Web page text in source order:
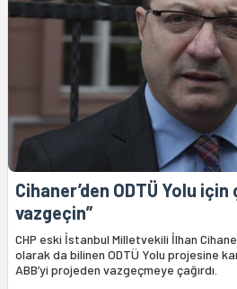
Cihaner’den ODTÜ Yolu
vazgeçin”
CHP eski İstanbul Milletvekili İlhan
olarak da bilinen ODTÜ Yolu projesine
ABB’yi projeden vazgeçmeye çağırdı.